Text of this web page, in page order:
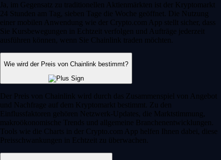
Ja, im Gegensatz zu traditionellen Aktienmärkten ist der Kryptomarkt
24 Stunden am Tag, sieben Tage die Woche geöffnet. Die Nutzung
einer mobilen Anwendung wie der Crypto.com App stellt sicher, dass
Sie Kursbewegungen in Echtzeit verfolgen und Aufträge jederzeit
ausführen können, wenn Sie Chainlink traden möchten.
Wie wird der Preis von Chainlink bestimmt?
Der Preis von Chainlink wird durch das Zusammenspiel von Angebot
und Nachfrage auf dem Kryptomarkt bestimmt. Zu den
Einflussfaktoren gehören Netzwerk-Updates, die Marktstimmung,
makroökonomische Trends und allgemeine Branchenentwicklungen.
Tools wie die Charts in der Crypto.com App helfen Ihnen dabei, diese
Preisschwankungen in Echtzeit zu überwachen.